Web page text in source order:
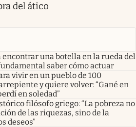
del ático
una botella en la rueda del
saber cómo actuar
vivir en un pueblo de 100
y quiere volver: “Gané en
en soledad”
filósofo griego: “La pobreza no
de las riquezas, sino de la
deseos”